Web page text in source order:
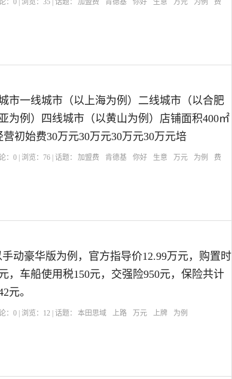
：0 | 浏览：35 | 话题： 加盟费 肯德基 你好 生意 万元 为例
费
市一线城市（以上海为例）二线城市（以合肥
为例）四线城市（以黄山为例）店铺面积400㎡
营初始费30万元30万元30万元30万元培
：0 | 浏览： 76 | 话题： 加盟费 肯德基 你好 生意 万元 为例
费
动豪华版为例，官方指导价12.99万元，购置时
，车船使用税150元，交强险950元，保险共计
元。
：0 | 浏览： 12 | 话题： 本田思域 上路 万元 上牌 为例